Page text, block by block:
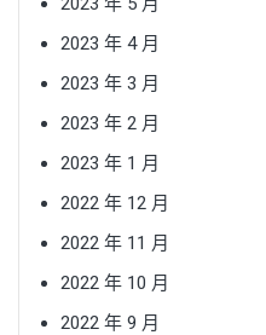
2023 年 4 月
2023 年 3 月
2023 年 2 月
2023 年 1 月
2022 年 12 月
2022 年 11 月
2022 年 10 月
2022 年 9 月